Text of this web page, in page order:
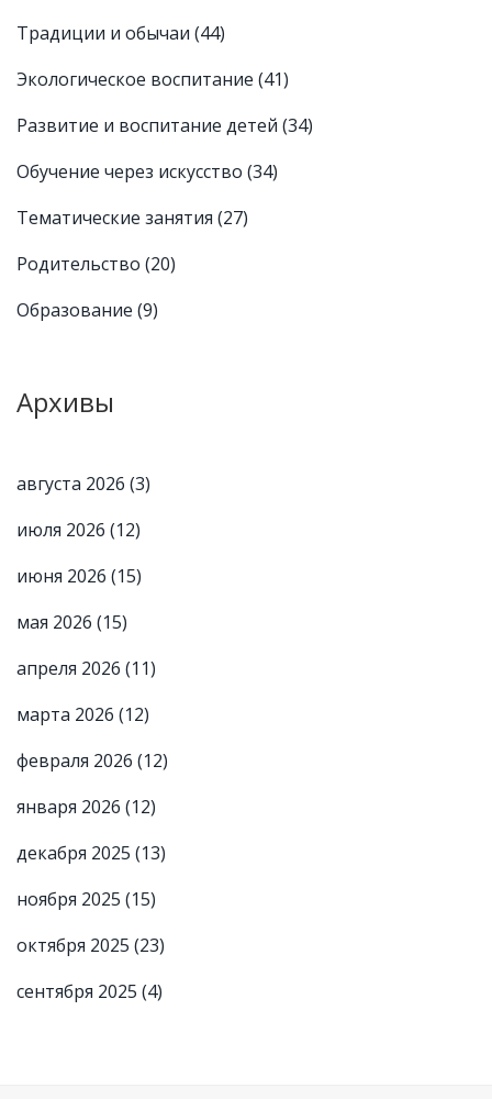
Традиции и обычаи (44)
Экологическое воспитание (41)
Развитие и воспитание детей (34)
Обучение через искусство (34)
Тематические занятия (27)
Родительство (20)
Образование (9)
Архивы
августа 2026 (3)
июля 2026 (12)
июня 2026 (15)
мая 2026 (15)
апреля 2026 (11)
марта 2026 (12)
февраля 2026 (12)
января 2026 (12)
декабря 2025 (13)
ноября 2025 (15)
октября 2025 (23)
сентября 2025 (4)